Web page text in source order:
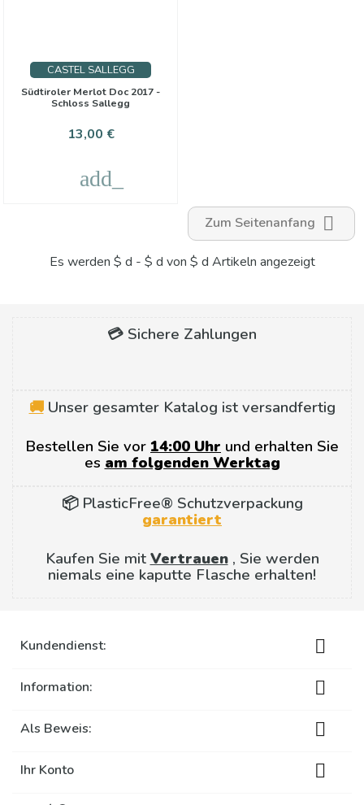
CASTEL SALLEGG
Südtiroler Merlot Doc 2017 -
Schloss Sallegg
Preis
13,00 €
add_shopping_cart
Zum Seitenanfang 
Es werden $ d - $ d von $ d Artikeln angezeigt
💳 Sichere Zahlungen
🚚Unser gesamter Katalog ist versandfertig
Bestellen Sie vor 14:00 Uhr und erhalten Sie
es am folgenden Werktag
📦 PlasticFree® Schutzverpackung
garantiert
Kaufen Sie mit Vertrauen, Sie werden
niemals eine kaputte Flasche erhalten!
Kundendienst: 
Information: 
Als Beweis: 
Ihr Konto 